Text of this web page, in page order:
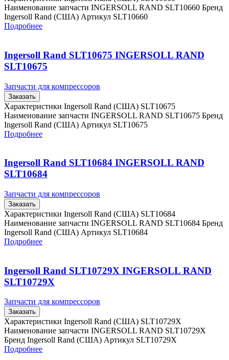
Наименование запчасти INGERSOLL RAND SLT10660 Бренд
Ingersoll Rand (США) Артикул SLT10660
Подробнее
Ingersoll Rand SLT10675 INGERSOLL RAND
SLT10675
Запчасти для компрессоров
Заказать
Характеристики Ingersoll Rand (США) SLT10675
Наименование запчасти INGERSOLL RAND SLT10675 Бренд
Ingersoll Rand (США) Артикул SLT10675
Подробнее
Ingersoll Rand SLT10684 INGERSOLL RAND
SLT10684
Запчасти для компрессоров
Заказать
Характеристики Ingersoll Rand (США) SLT10684
Наименование запчасти INGERSOLL RAND SLT10684 Бренд
Ingersoll Rand (США) Артикул SLT10684
Подробнее
Ingersoll Rand SLT10729X INGERSOLL RAND
SLT10729X
Запчасти для компрессоров
Заказать
Характеристики Ingersoll Rand (США) SLT10729X
Наименование запчасти INGERSOLL RAND SLT10729X
Бренд Ingersoll Rand (США) Артикул SLT10729X
Подробнее